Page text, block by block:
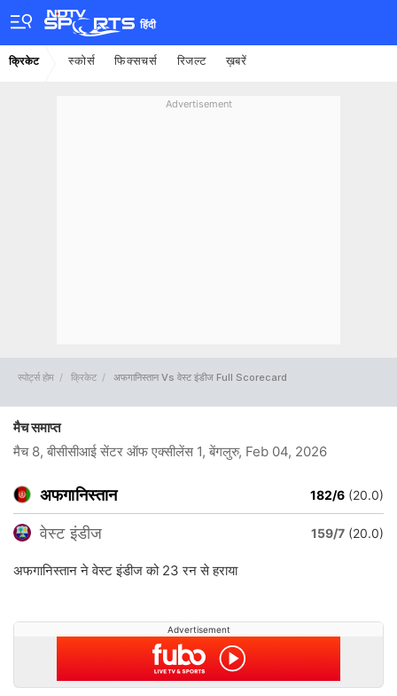
हिंदी
क्रिकेट स्कोर्स फिक्सचर्स रिजल्ट ख़बरें
Advertisement
स्पोर्ट्स होम क्रिकेट अफगानिस्तान Vs वेस्ट इंडीज Full Scorecard
मैच समाप्त
मैच 8, बीसीसीआई सेंटर ऑफ एक्सीलेंस 1, बेंगलुरु, Feb 04, 2026
अफगानिस्तान 182/6 (20.0)
वेस्ट इंडीज 159/7 (20.0)
अफगानिस्तान ने वेस्ट इंडीज को 23 रन से हराया
Advertisement